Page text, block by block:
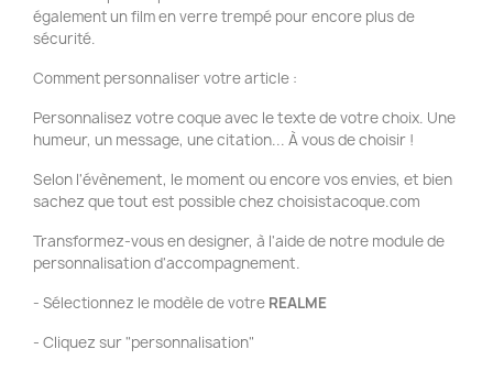
également un film en verre trempé pour encore plus de
sécurité.
Comment personnaliser votre article :
Personnalisez votre coque avec le texte de votre choix. Une
humeur, un message, une citation... À vous de choisir !
Selon l'évènement, le moment ou encore vos envies, et bien
sachez que tout est possible chez choisistacoque.com
Transformez-vous en designer, à l'aide de notre module de
personnalisation d'accompagnement.
- Sélectionnez le modèle de votre REALME
- Cliquez sur "personnalisation"